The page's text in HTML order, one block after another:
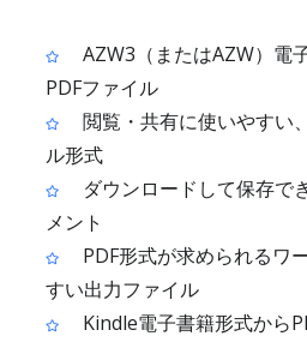
AZW3（またはAZW）電
PDFファイル
閲覧・共有に使いやすい
ル形式
ダウンロードして保存で
メント
PDF形式が求められるワ
すい出力ファイル
Kindle電子書籍形式から